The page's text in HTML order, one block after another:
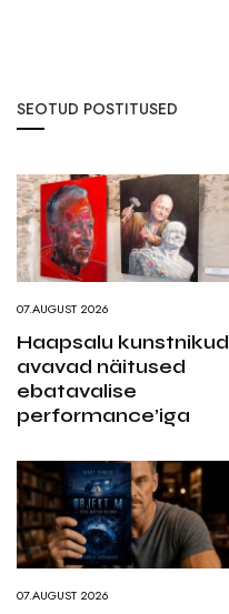
SEOTUD POSTITUSED
07.AUGUST 2026
Haapsalu kunstnikud
avavad näitused
ebatavalise
performance’iga
07.AUGUST 2026